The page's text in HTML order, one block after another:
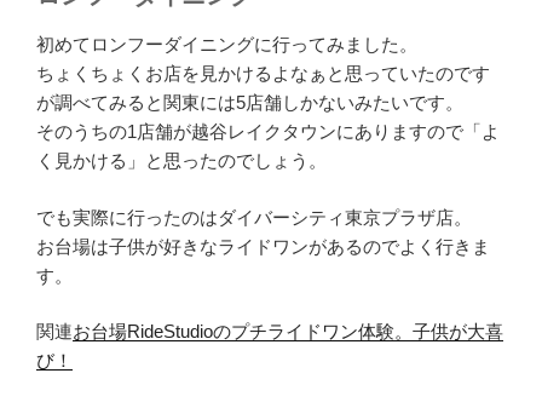
初めてロンフーダイニングに行ってみました。
ちょくちょくお店を見かけるよなぁと思っていたのです
が調べてみると関東には5店舗しかないみたいです。
そのうちの1店舗が越谷レイクタウンにありますので「よ
く見かける」と思ったのでしょう。
でも実際に行ったのはダイバーシティ東京プラザ店。
お台場は子供が好きなライドワンがあるのでよく行きま
す。
関連お台場RideStudioのプチライドワン体験。子供が大喜
び！